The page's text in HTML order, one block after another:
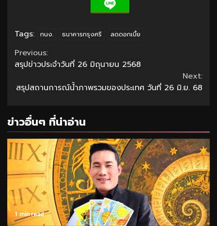
Tags: กนง. ธนาคารกรุงศรี ลดดอกเบี้ย
Continue
Reading
Previous:
สรุปข่าวประจำวันที่ 26 มิถุนายน 2568
Next:
สรุปสถานการณ์น้ำภาพรวมของประเทศ วันที่ 26 มิ.ย. 68
ข่าวอื่นๆ ที่น่าอ่าน
1 min read